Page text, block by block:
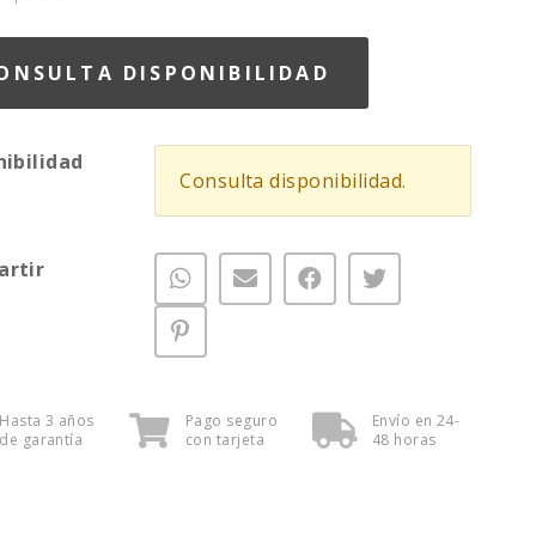
DISPONIBILIDAD
Consulta disponibilidad.
Hasta 3 años
de garantía
Pago seguro
con tarjeta
Envío en 24-
48 horas